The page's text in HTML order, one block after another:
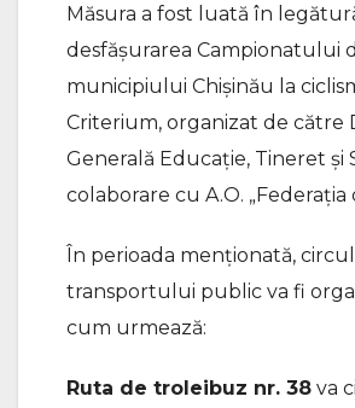
Măsura a fost luată în
desfășurarea Campionatului
municipiului Chișinău la
Criterium, organizat de către
Generală Educație, Tineret și
colaborare cu A.O. „Federația
În perioada menționată,
transportului public va fi
cum urmează:
Ruta de troleibuz nr. 38 va